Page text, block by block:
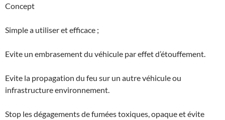
Concept
Simple a utiliser et efficace ;
Evite un embrasement du véhicule par effet d’étouffement.
Evite la propagation du feu sur un autre véhicule ou
infrastructure environnement.
Stop les dégagements de fumées toxiques, opaque et évite